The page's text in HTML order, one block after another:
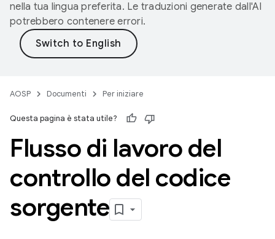
nella tua lingua preferita. Le traduzioni generate dall'AI
potrebbero contenere errori.
AOSP Documenti Per iniziare
Questa pagina è stata utile?
Flusso di lavoro del
controllo del codice
sorgente